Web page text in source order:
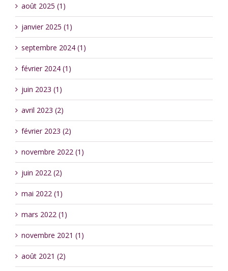
août 2025 (1)
janvier 2025 (1)
septembre 2024 (1)
février 2024 (1)
juin 2023 (1)
avril 2023 (2)
février 2023 (2)
novembre 2022 (1)
juin 2022 (2)
mai 2022 (1)
mars 2022 (1)
novembre 2021 (1)
août 2021 (2)